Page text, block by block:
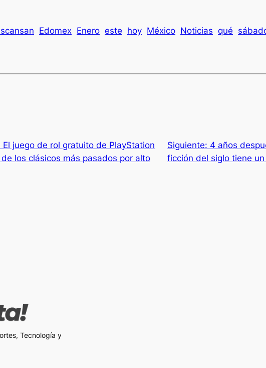
Edomex Enero este hoy México Noticias qué
El juego de rol gratuito de PlayStation
los clásicos más pasados ​​por alto
Siguiente: 4 años
ficción del siglo tiene
Tecnología y